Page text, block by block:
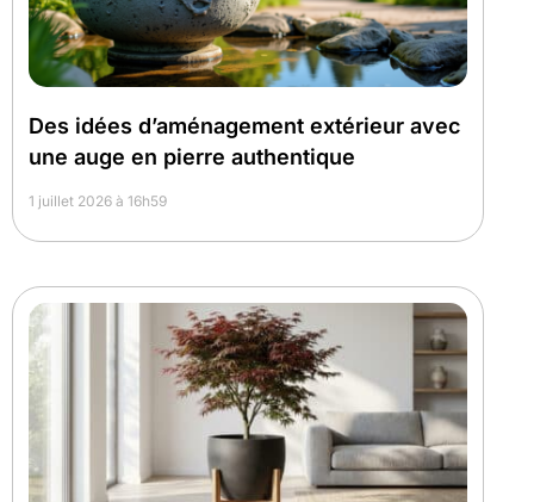
Des idées d’aménagement extérieur avec
une auge en pierre authentique
1 juillet 2026 à 16h59